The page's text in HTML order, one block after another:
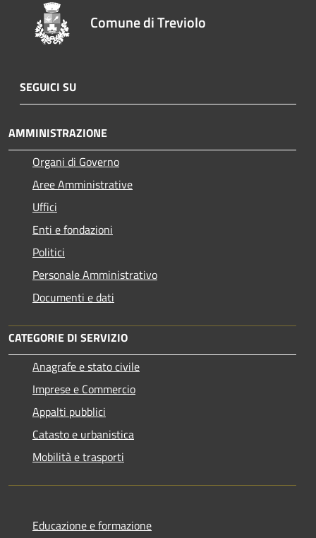
Comune di Treviolo
SEGUICI SU
AMMINISTRAZIONE
Organi di Governo
Aree Amministrative
Uffici
Enti e fondazioni
Politici
Personale Amministrativo
Documenti e dati
CATEGORIE DI SERVIZIO
Anagrafe e stato civile
Imprese e Commercio
Appalti pubblici
Catasto e urbanistica
Mobilità e trasporti
Educazione e formazione